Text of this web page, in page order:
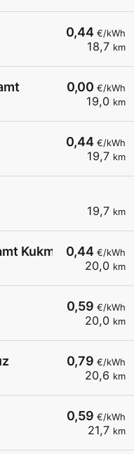
0,44 €/kWh
18,7 km
0,00 €/kWh
19,0 km
0,44 €/kWh
19,7 km
19,7 km
0,44 €/kWh
20,0 km
Kukmirn
0,59 €/kWh
20,0 km
0,79 €/kWh
20,6 km
0,59 €/kWh
21,7 km